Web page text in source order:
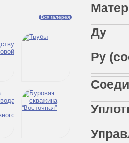
Вся галерея
Ру